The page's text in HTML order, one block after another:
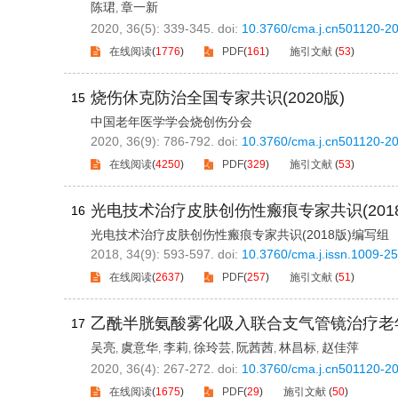
陈珺, 章一新
2020, 36(5): 339-345. doi: 10.3760/cma.j.cn501120-
在线阅读(1776) PDF(161) 施引文献 (53)
15 烧伤休克防治全国专家共识(2020版)
中国老年医学学会烧创伤分会
2020, 36(9): 786-792. doi: 10.3760/cma.j.cn501120-
在线阅读(4250) PDF(329) 施引文献 (53)
16 光电技术治疗皮肤创伤性瘢痕专家共识
光电技术治疗皮肤创伤性瘢痕专家共识(2018版)编写组
2018, 34(9): 593-597. doi: 10.3760/cma.j.issn.1009-
在线阅读(2637) PDF(257) 施引文献 (51)
17 乙酰半胱氨酸雾化吸入联合支气管镜治疗
吴亮, 虞意华, 李莉, 徐玲芸, 阮茜茜, 林昌标, 赵佳萍
2020, 36(4): 267-272. doi: 10.3760/cma.j.cn501120-
在线阅读(1675) PDF(29) 施引文献 (50)